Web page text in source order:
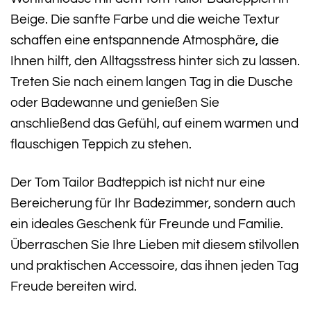
Beige. Die sanfte Farbe und die weiche Textur
schaffen eine entspannende Atmosphäre, die
Ihnen hilft, den Alltagsstress hinter sich zu lassen.
Treten Sie nach einem langen Tag in die Dusche
oder Badewanne und genießen Sie
anschließend das Gefühl, auf einem warmen und
flauschigen Teppich zu stehen.
Der Tom Tailor Badteppich ist nicht nur eine
Bereicherung für Ihr Badezimmer, sondern auch
ein ideales Geschenk für Freunde und Familie.
Überraschen Sie Ihre Lieben mit diesem stilvollen
und praktischen Accessoire, das ihnen jeden Tag
Freude bereiten wird.